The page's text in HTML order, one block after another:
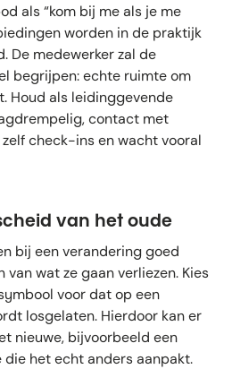
als “kom bij me als je me
worden in de praktijk
De medewerker zal de
begrijpen: echte ruimte om
Houd als leidinggevende
contact met
zelf check-ins en wacht vooral
van het oude
bij een verandering goed
wat ze gaan verliezen. Kies
voor dat op een
losgelaten. Hierdoor kan er
nieuwe, bijvoorbeeld een
het echt anders aanpakt.